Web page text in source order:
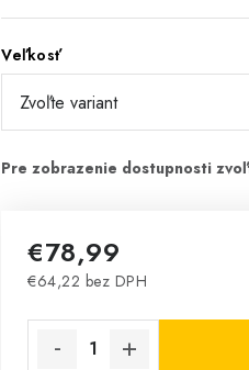
Veľkosť
€78,99
€64,22 bez DPH